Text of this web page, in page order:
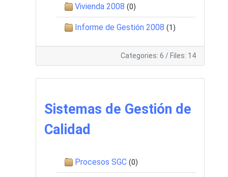
Vivienda 2008 (0)
Informe de Gestión 2008 (1)
Categories: 6 / Files: 14
Sistemas de Gestión de
Calidad
Procesos SGC (0)